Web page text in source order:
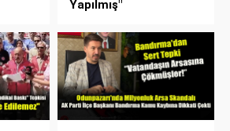
Yapılmış"